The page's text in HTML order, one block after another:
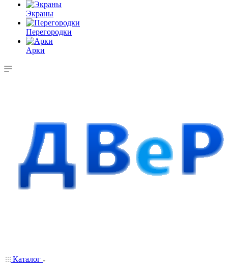
Экраны
Перегородки
Арки
Каталог